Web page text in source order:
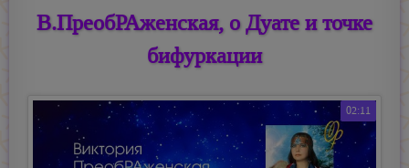
В.ПреобРАженская, о Дуате и точке
бифуркации
02:11